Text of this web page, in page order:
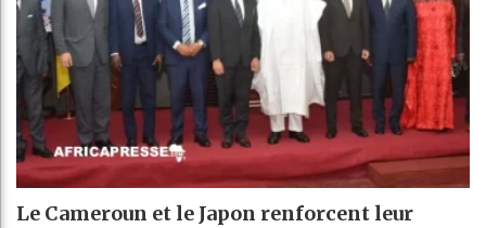
Le Cameroun et le Japon renforcent leur